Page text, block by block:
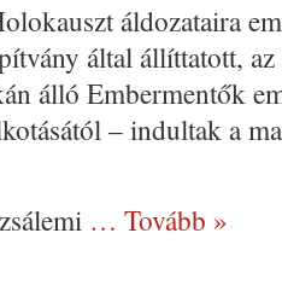
áldozataira
által állíttatott,
álló Embermentők
– indultak a
… Tovább »